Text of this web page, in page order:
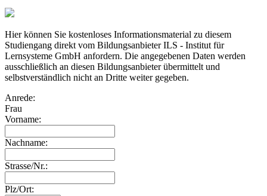
Hier können Sie kostenloses Informationsmaterial zu diesem
Studiengang direkt vom Bildungsanbieter ILS - Institut für
Lernsysteme GmbH anfordern. Die angegebenen Daten werden
ausschließlich an diesen Bildungsanbieter übermittelt und
selbstverständlich nicht an Dritte weiter gegeben.
Anrede:
Frau
Vorname:
Nachname:
Strasse/Nr.:
Plz/Ort: